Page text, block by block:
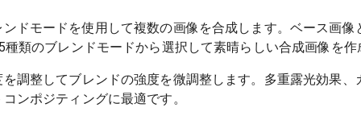
ドモードを使用して複数の画像を合成します。ベース画像
類のブレンドモードから選択して素晴らしい合成画像を作
調整してブレンドの強度を微調整します。多重露光効果、
ンポジティングに最適です。